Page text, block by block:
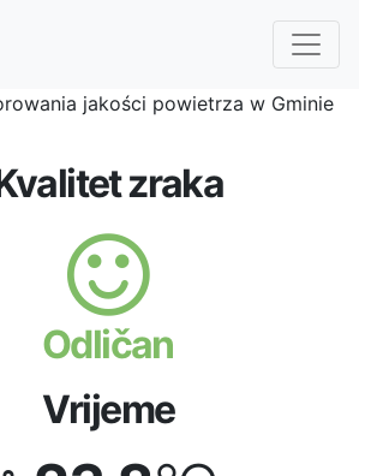
jakości powietrza w Gminie
zraka
Odličan
Vrijeme